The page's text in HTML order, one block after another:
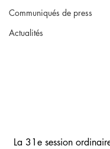
Communiqués de press
Actualités